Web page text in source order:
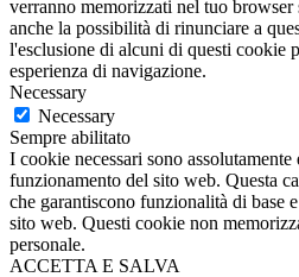
verranno memorizzati nel tuo
anche la possibilità di rinunciare a
l'esclusione di alcuni di questi cookie
esperienza di navigazione.
Necessary
Necessary
Sempre abilitato
I cookie necessari sono
funzionamento del sito web. Questa
che garantiscono funzionalità di base
sito web. Questi cookie non
personale.
ACCETTA E SALVA